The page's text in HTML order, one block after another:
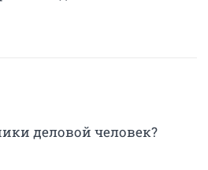
деловой человек?